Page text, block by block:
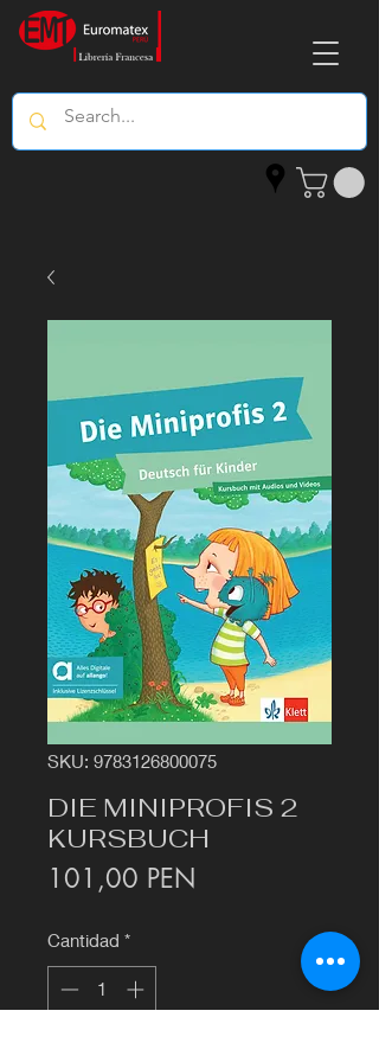
SKU: 9783126800075
DIE MINIPROFIS 2
KURSBUCH
101,00 PEN
Cantidad *